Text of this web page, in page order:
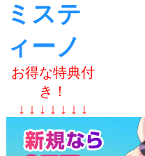
ミステ
ィーノ
お得な特典付
き！
↓ ↓ ↓ ↓ ↓ ↓ ↓